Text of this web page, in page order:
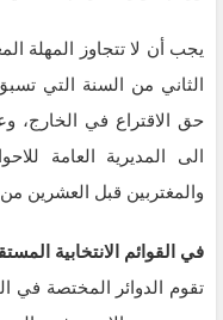
يجب أن لا تتجاوز المهلة
الثاني من السنة التي
حق الاقتراع في الخارج،
الى المديرية العامة
والمغتربين قبل العشرين
في القوائم الانتخابية
تقوم الدوائر المختصة في